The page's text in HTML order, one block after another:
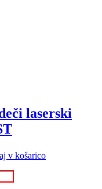
laserski
v košarico